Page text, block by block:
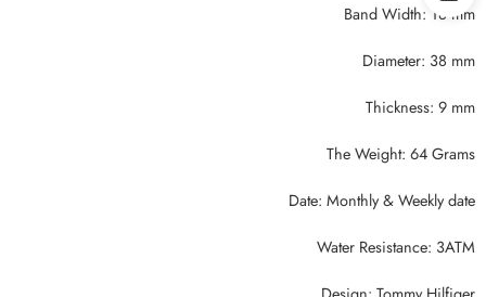
Band Width: 18 mm
Diameter: 38 mm
Thickness: 9 mm
The Weight: 64 Grams
Date: Monthly & Weekly date
Water Resistance: 3ATM